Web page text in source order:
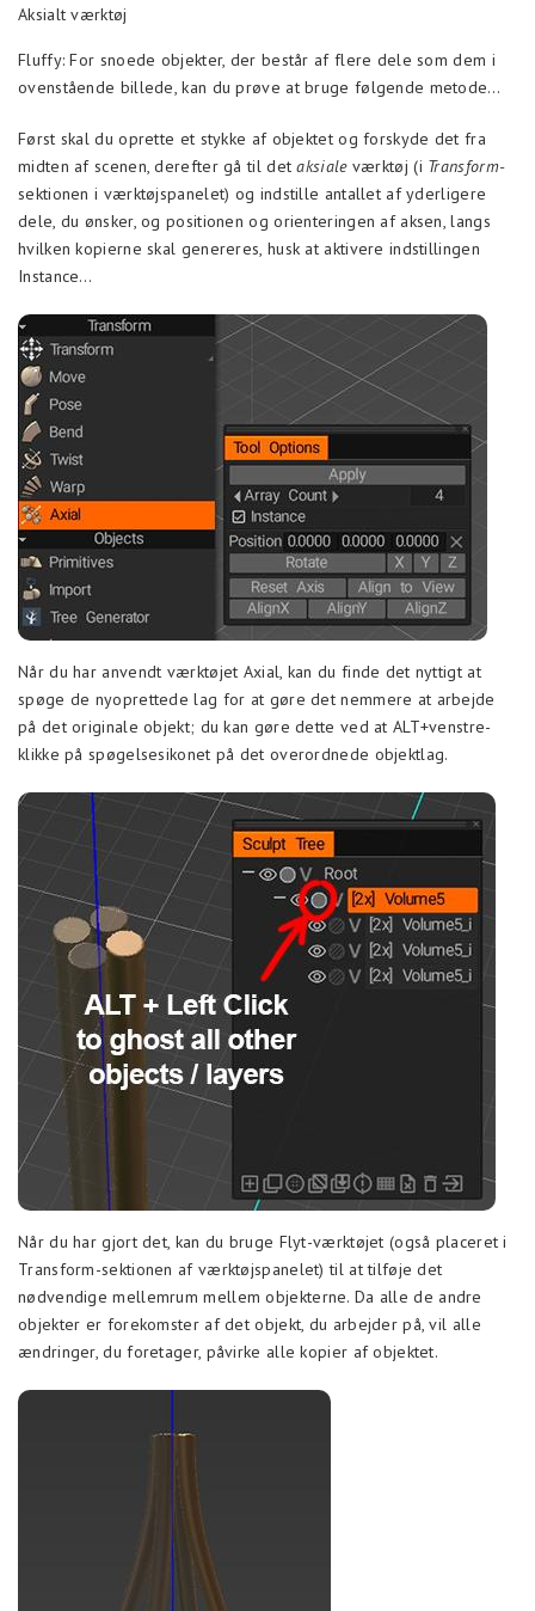
Aksialt værktøj
Fluffy: For snoede objekter, der består af flere dele som dem i
ovenstående billede, kan du prøve at bruge følgende metode…
Først skal du oprette et stykke af objektet og forskyde det fra
midten af scenen, derefter gå til detaksialeværktøj (i Transform-
sektionen i værktøjspanelet) og indstille antallet af yderligere
dele, du ønsker, og positionen og orienteringen af aksen, langs
hvilken kopierne skal genereres, husk at aktivere indstillingen
Instance…
Når du har anvendt værktøjet Axial, kan du finde det nyttigt at
spøge de nyoprettede lag for at gøre det nemmere at arbejde
på det originale objekt; du kan gøre dette ved at ALT+venstre-
klikke på spøgelsesikonet på det overordnede objektlag.
Når du har gjort det, kan du bruge Flyt-værktøjet (også placeret i
Transform-sektionen af værktøjspanelet) til at tilføje det
nødvendige mellemrum mellem objekterne. Da alle de andre
objekter er forekomster af det objekt, du arbejder på, vil alle
ændringer, du foretager, påvirke alle kopier af objektet.